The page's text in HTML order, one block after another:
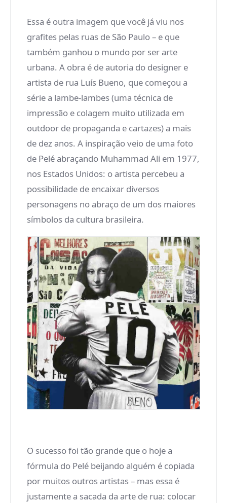
Essa é outra imagem que você já viu nos
grafites pelas ruas de São Paulo – e que
também ganhou o mundo por ser arte
urbana. A obra é de autoria do designer e
artista de rua Luís Bueno, que começou a
série a lambe-lambes (uma técnica de
impressão e colagem muito utilizada em
outdoor de propaganda e cartazes) a mais
de dez anos. A inspiração veio de uma foto
de Pelé abraçando Muhammad Ali em 1977,
nos Estados Unidos: o artista percebeu a
possibilidade de encaixar diversos
personagens no abraço de um dos maiores
símbolos da cultura brasileira.
O sucesso foi tão grande que o hoje a
fórmula do Pelé beijando alguém é copiada
por muitos outros artistas – mas essa é
justamente a sacada da arte de rua: colocar